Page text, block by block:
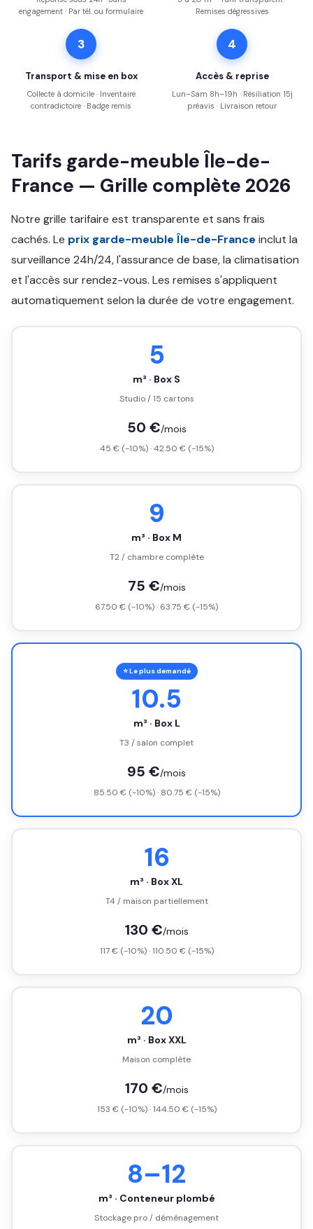
engagement · Par tél. ou formulaire
Remises dégressives
3
Transport & mise en box
Collecte à domicile · Inventaire
contradictoire · Badge remis
4
Accès & reprise
Lun–Sam 8h–19h · Résiliation 15j
préavis · Livraison retour
Tarifs garde-meuble Île-de-
France — Grille complète 2026
Notre grille tarifaire est transparente et sans frais
cachés. Le prix garde-meuble Île-de-France inclut la
surveillance 24h/24, l'assurance de base, la climatisation
et l'accès sur rendez-vous. Les remises s'appliquent
automatiquement selon la durée de votre engagement.
5
m³ · Box S
Studio / 15 cartons
50 €/mois
45 € (-10%) · 42.50 € (-15%)
9
m³ · Box M
T2 / chambre complète
75 €/mois
67.50 € (-10%) · 63.75 € (-15%)
⭐ Le plus demandé
10.5
m³ · Box L
T3 / salon complet
95 €/mois
85.50 € (-10%) · 80.75 € (-15%)
16
m³ · Box XL
T4 / maison partiellement
130 €/mois
117 € (-10%) · 110.50 € (-15%)
20
m³ · Box XXL
Maison complète
170 €/mois
153 € (-10%) · 144.50 € (-15%)
8–12
m³ · Conteneur plombé
Stockage pro / déménagement